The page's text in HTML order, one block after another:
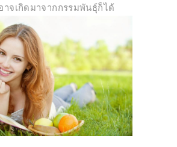
าจเกิดมาจากกรรมพันธุ์ก็ได้